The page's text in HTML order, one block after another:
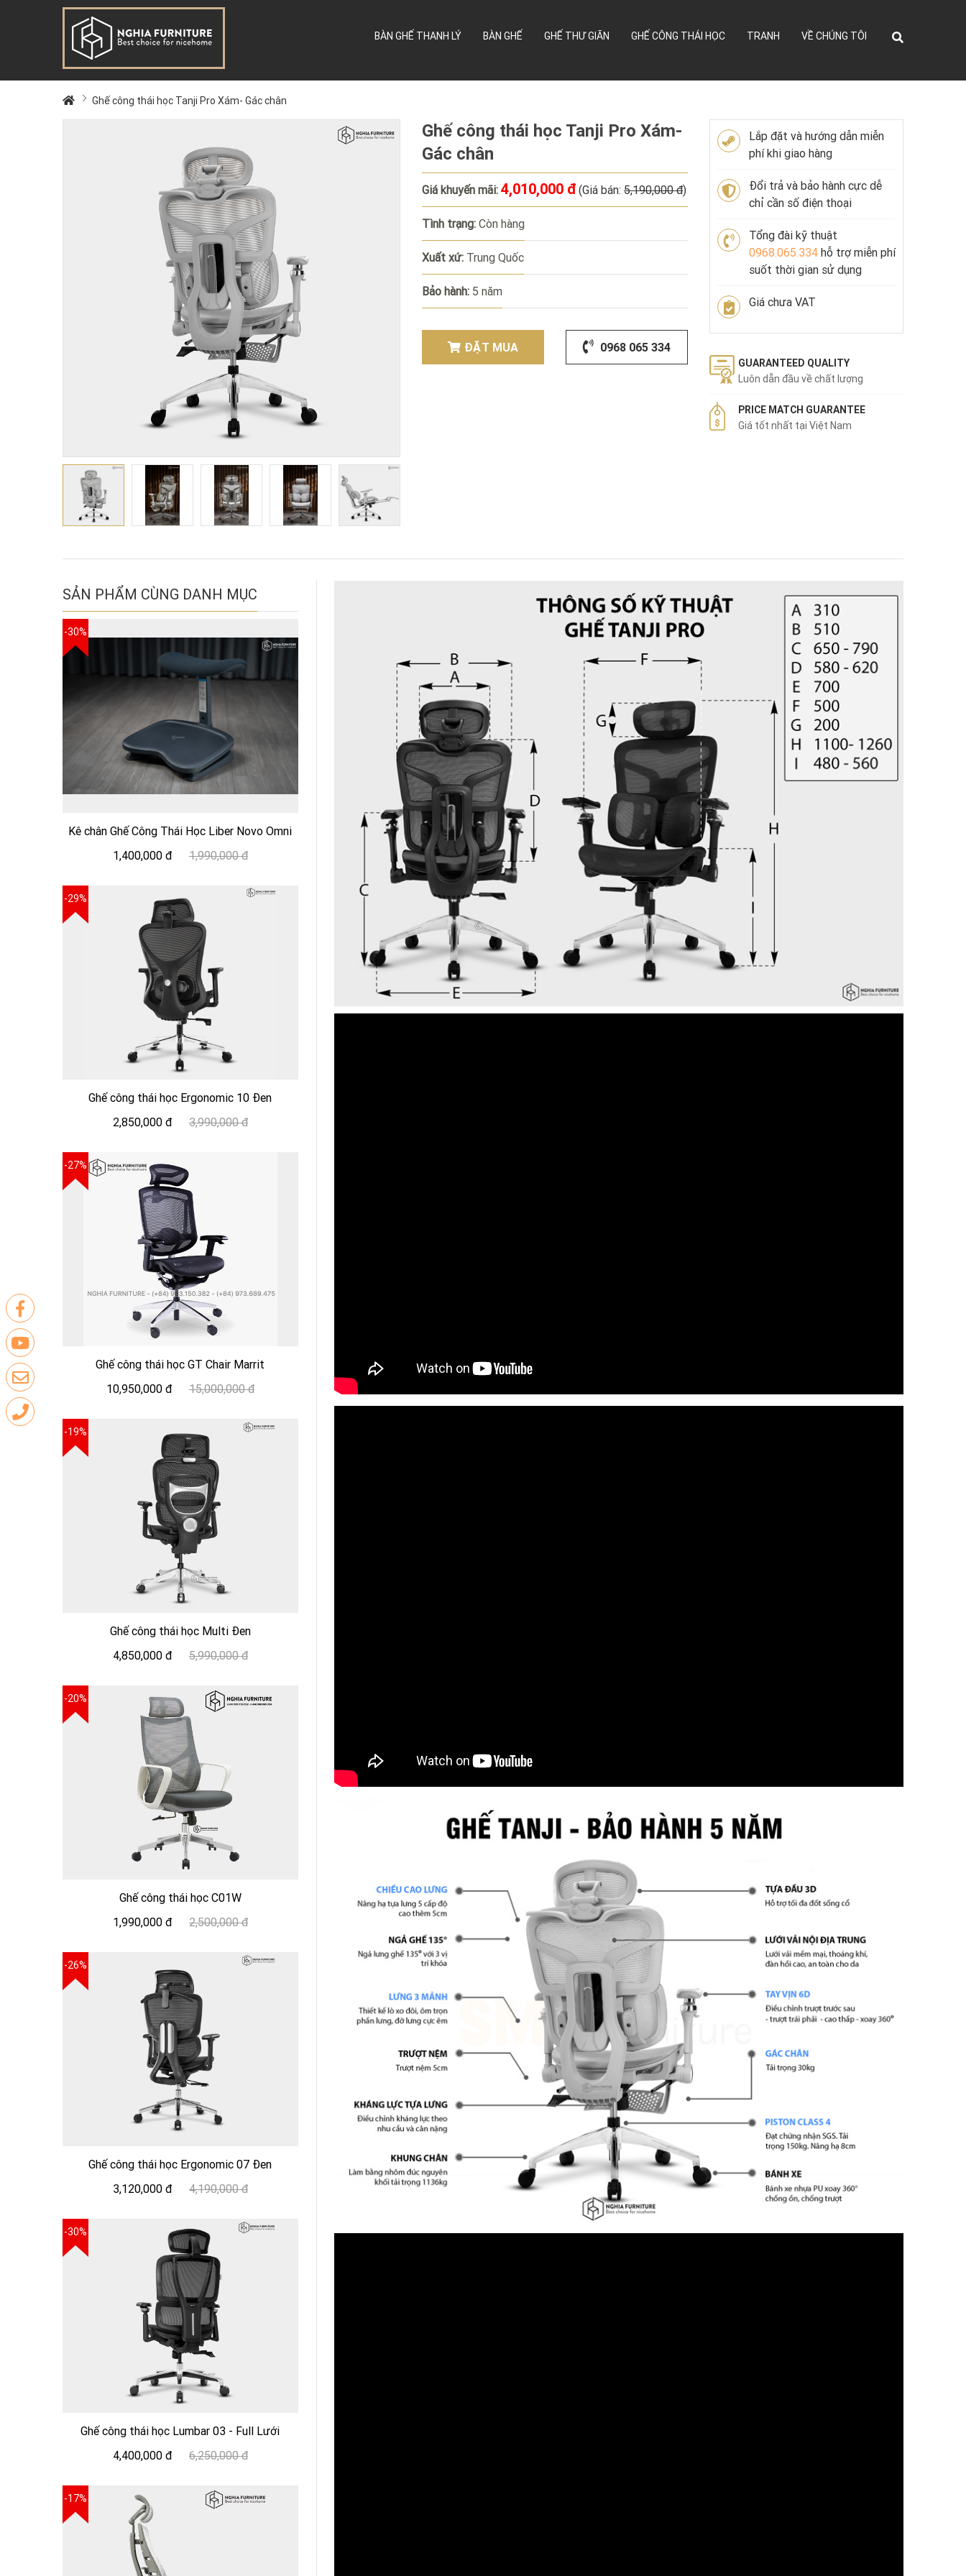
BÀN GHẾ THANH LÝ BÀN GHẾ GHẾ THƯ GIÃN GHẾ CÔNG THÁI HỌC TRANH VỀ CHÚNG TÔI
Ghế công thái học Tanji Pro Xám- Gác chân
Ghế công thái học Tanji Pro Xám-
Gác chân
Giá khuyến mãi: 4,010,000 đ (Giá bán: 5,190,000 đ)
Tình trạng: Còn hàng
Xuất xứ: Trung Quốc
Bảo hành: 5 năm
ĐẶT MUA 0968 065 334
Lắp đặt và hướng dẫn miễn
phí khi giao hàng
Đổi trả và bảo hành cực dễ
chỉ cần số điện thoại
Tổng đài kỹ thuật
0968.065.334 hỗ trợ miễn phí
suốt thời gian sử dụng
Giá chưa VAT
GUARANTEED QUALITY
Luôn dẫn đầu về chất lượng
PRICE MATCH GUARANTEE
Giá tốt nhất tại Việt Nam
SẢN PHẨM CÙNG DANH MỤC
-30%
Kê chân Ghế Công Thái Học Liber Novo Omni
1,400,000 đ
1,990,000 đ
-29%
Ghế công thái học Ergonomic 10 Đen
2,850,000 đ
3,990,000 đ
-27%
Ghế công thái học GT Chair Marrit
10,950,000 đ
15,000,000 đ
-19%
Ghế công thái học Multi Đen
4,850,000 đ
5,990,000 đ
-20%
Ghế công thái học C01W
1,990,000 đ
2,500,000 đ
-26%
Ghế công thái học Ergonomic 07 Đen
3,120,000 đ
4,190,000 đ
-30%
Ghế công thái học Lumbar 03 - Full Lưới
4,400,000 đ
6,250,000 đ
-17%